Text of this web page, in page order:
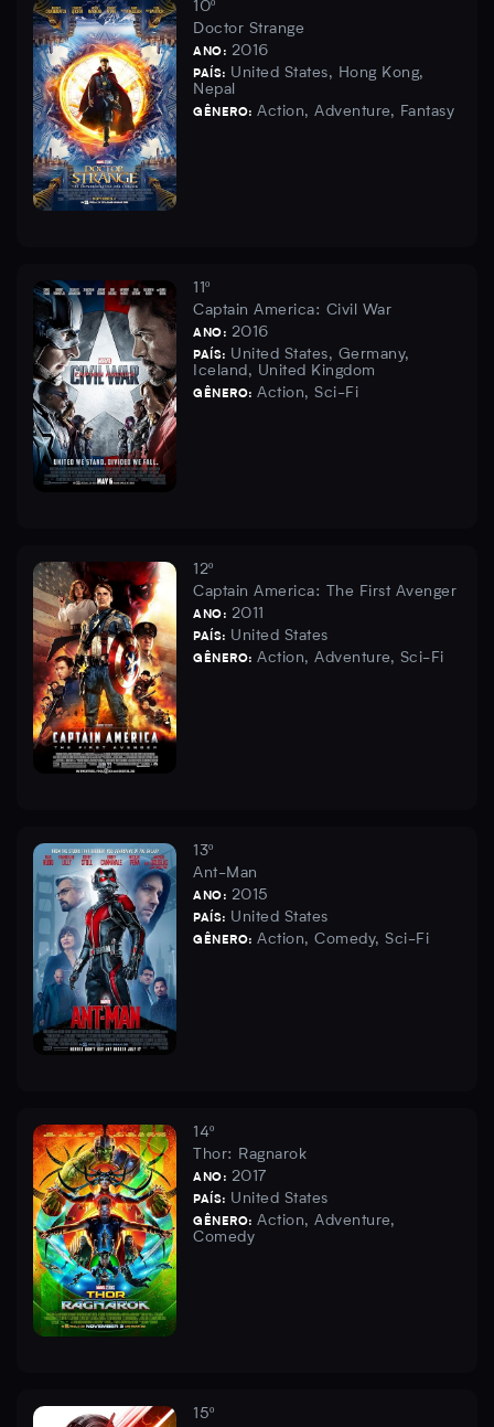
10º
Doctor Strange
ANO: 2016
PAÍS: United States, Hong Kong,
Nepal
GÊNERO: Action, Adventure, Fantasy
11º
Captain America: Civil War
ANO: 2016
PAÍS: United States, Germany,
Iceland, United Kingdom
GÊNERO: Action, Sci-Fi
12º
Captain America: The First Avenger
ANO: 2011
PAÍS: United States
GÊNERO: Action, Adventure, Sci-Fi
13º
Ant-Man
ANO: 2015
PAÍS: United States
GÊNERO: Action, Comedy, Sci-Fi
14º
Thor: Ragnarok
ANO: 2017
PAÍS: United States
GÊNERO: Action, Adventure,
Comedy
15º